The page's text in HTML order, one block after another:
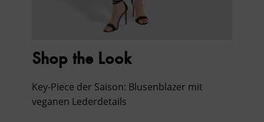
Shop the Look
Key-Piece der Saison: Blusenblazer mit
veganen Lederdetails